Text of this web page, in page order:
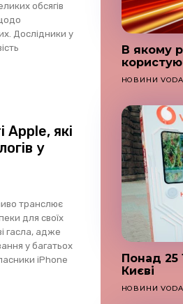
обсягів
Дослідники у
Apple, які
у
транслює
для своїх
гасла, адже
у багатьох
iPhone
В якому
НОВИНИ
Понад
Києві
НОВИНИ